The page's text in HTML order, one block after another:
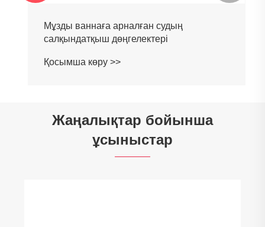
Мұзды ваннаға арналған судың
салқындатқыш дөңгелектері
Қосымша көру >>
Жаңалықтар бойынша
ұсыныстар